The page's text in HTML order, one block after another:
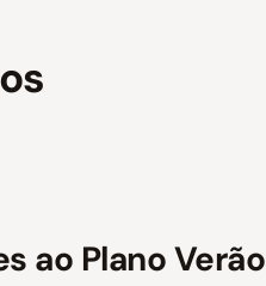
ao Plano Verão